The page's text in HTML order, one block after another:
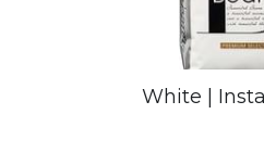
White |